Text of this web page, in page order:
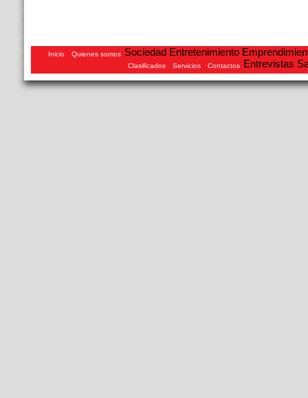
Inicio Quienes somos Sociedad Entretenimiento
Entrevistas
Clasificados Servicios Contactos